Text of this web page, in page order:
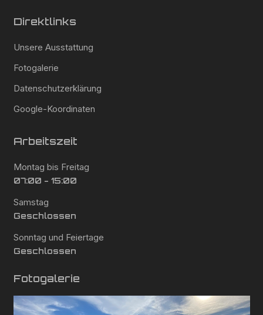
Direktlinks
Unsere Ausstattung
Fotogalerie
Datenschutzerklärung
Google-Koordinaten
Arbeitszeit
Montag bis Freitag
07:00 - 15:00
Samstag
Geschlossen
Sonntag und Feiertage
Geschlossen
Fotogalerie